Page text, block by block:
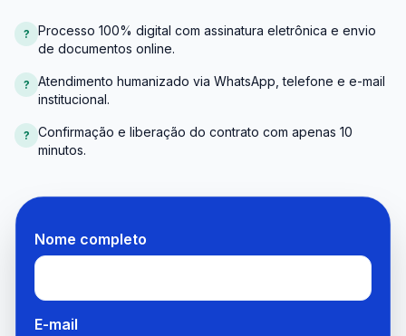
?
Processo 100% digital com assinatura eletrônica e envio
de documentos online.
?
Atendimento humanizado via WhatsApp, telefone e e-mail
institucional.
?
Confirmação e liberação do contrato com apenas 10
minutos.
Nome completo
E-mail